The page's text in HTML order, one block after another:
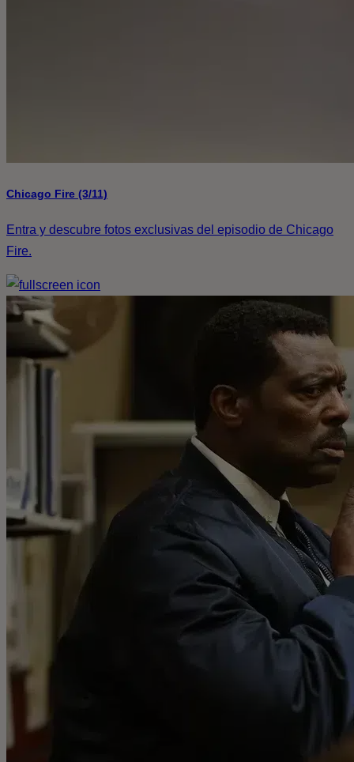
Chicago Fire (3/11)
Entra y descubre fotos exclusivas del episodio de Chicago
Fire.